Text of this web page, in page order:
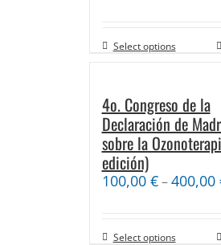
Select options
4o. Congreso de la
Declaración de
sobre la
edición)
100,00 €–400,00
Select options